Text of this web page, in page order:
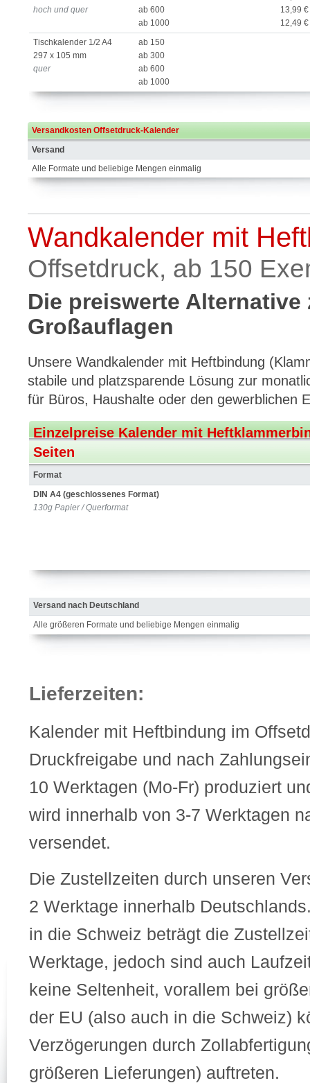
hoch und quer
ab 600
ab 1000
13,99 €
12,49 €
Tischkalender 1/2 A4
297 x 105 mm
quer
ab 150
ab 300
ab 600
ab 1000
Versandkosten Offsetdruck-Kalender
Versand
Alle Formate und beliebige Mengen einmalig
Wandkalender mit
Offsetdruck, ab 150
Die preiswerte
Großauflagen
Unsere Wandkalender mit Heftbindung
stabile und platzsparende Lösung zur
für Büros, Haushalte oder den gewerblichen
Einzelpreise Kalender mit
Seiten
Format
DIN A4 (geschlossenes Format)
130g Papier / Querformat
Versand nach Deutschland
Alle größeren Formate und beliebige Mengen einmalig
Lieferzeiten:
Kalender mit Heftbindung im
Druckfreigabe und nach
10 Werktagen (Mo-Fr) produziert
wird innerhalb von 3-7 Werktagen
versendet.
Die Zustellzeiten durch unseren
2 Werktage innerhalb
in die Schweiz beträgt die
Werktage, jedoch sind auch
keine Seltenheit, vorallem bei
der EU (also auch in die Schweiz)
Verzögerungen durch
größeren Lieferungen) auftreten.